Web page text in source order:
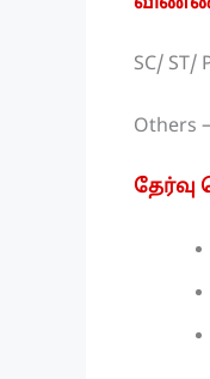
SC/
Others
தேர்வு